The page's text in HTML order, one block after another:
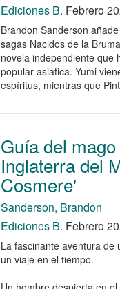
Ediciones B. Febrero
Brandon Sanderson
sagas Nacidos de la
novela independiente que
popular asiática. Yumi
espíritus, mientras que
Guía del
Inglaterra del
Cosmere'
Sanderson, Brandon
Ediciones B. Febrero
La fascinante aventura de
un viaje en el tiempo.